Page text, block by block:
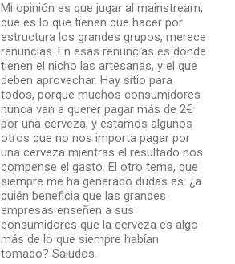
Mi opinión es que jugar al mainstream,
que es lo que tienen que hacer por
estructura los grandes grupos, merece
renuncias. En esas renuncias es donde
tienen el nicho las artesanas, y el que
deben aprovechar. Hay sitio para
todos, porque muchos consumidores
nunca van a querer pagar más de 2€
por una cerveza, y estamos algunos
otros que no nos importa pagar por
una cerveza mientras el resultado nos
compense el gasto. El otro tema, que
siempre me ha generado dudas es: ¿a
quién beneficia que las grandes
empresas enseñen a sus
consumidores que la cerveza es algo
más de lo que siempre habían
tomado? Saludos.